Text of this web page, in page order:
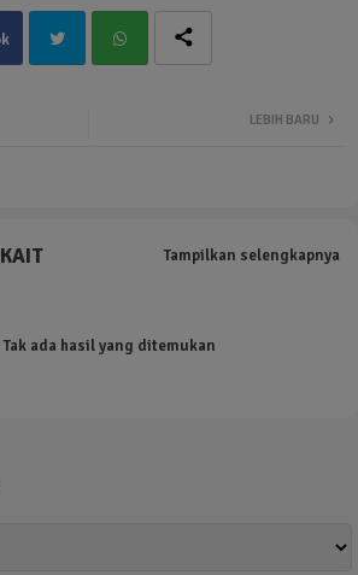
LEBIH BARU
Tampilkan selengkapnya
Tak ada hasil yang ditemukan